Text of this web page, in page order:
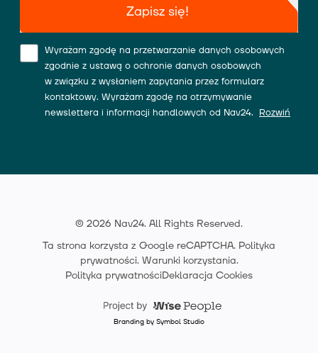
Zapisz się!
Wyrażam zgodę na przetwarzanie danych osobowych
zgodnie z ustawą o ochronie danych osobowych
w związku z wysłaniem zapytania przez formularz
kontaktowy. Wyrażam zgodę na otrzymywanie
newslettera i informacji handlowych od Nav24.
Rozwiń
© 2026 Nav24. All Rights Reserved.
Ta strona korzysta z Google reCAPTCHA. Polityka
prywatności. Warunki korzystania.
Polityka prywatnościDeklaracja Cookies
Branding by Symbol Studio